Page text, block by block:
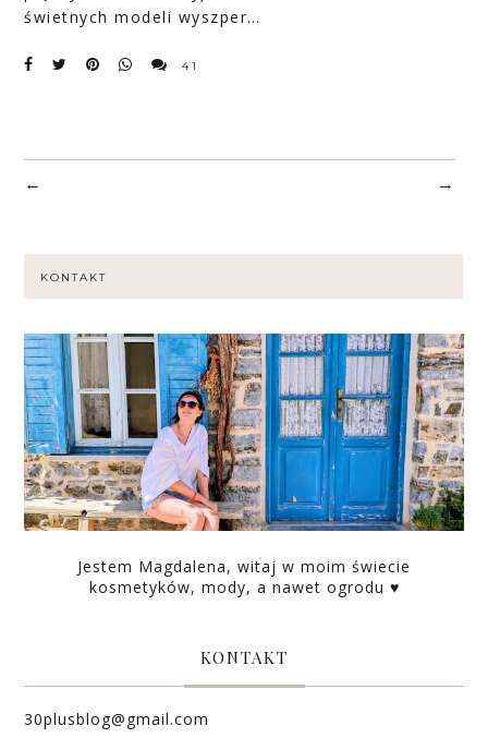
świetnych modeli wyszper…
41
← →
KONTAKT
Jestem Magdalena, witaj w moim świecie
kosmetyków, mody, a nawet ogrodu ♥
KONTAKT
30plusblog@gmail.com